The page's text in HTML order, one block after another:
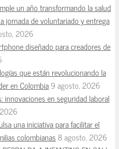
un año transformando la salud
jornada de voluntariado y entrega
2026
diseñado para creadores de
que están revolucionando la
en Colombia9 agosto, 2026
innovaciones en seguridad laboral
una iniciativa para facilitar el
colombianas8 agosto, 2026